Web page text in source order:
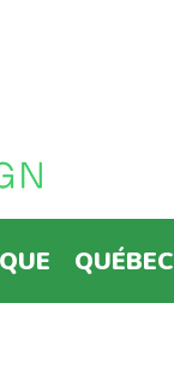
QUÉBEC